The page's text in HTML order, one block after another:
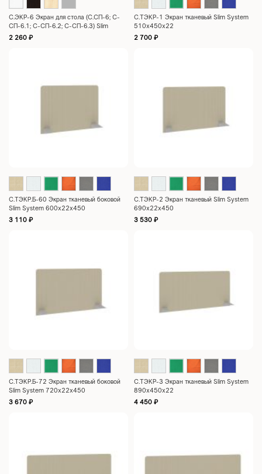
С.ЭКР-6 Экран для стола (С.СП-6; С-
СП-6.1; С-СП-6.2; С-СП-6.3) Slim
System 1490x435x18
2 260 ₽
С.ТЭКР-1 Экран тканевый Slim System
510х450х22
2 700 ₽
С.ТЭКР.Б-60 Экран тканевый боковой
Slim System 600x22x450
3 110 ₽
С.ТЭКР-2 Экран тканевый Slim System
690x22x450
3 530 ₽
С.ТЭКР.Б-72 Экран тканевый боковой
Slim System 720x22x450
3 670 ₽
С.ТЭКР-3 Экран тканевый Slim System
890х450х22
4 450 ₽